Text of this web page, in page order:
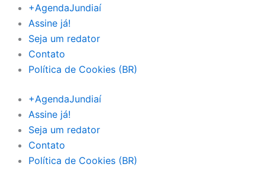
para
conteúdo
+AgendaJundiaí
Assine já!
Seja um redator
Contato
Política de Cookies (BR)
+AgendaJundiaí
Assine já!
Seja um redator
Contato
Política de Cookies (BR)